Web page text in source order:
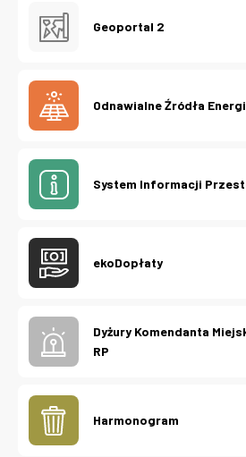
Geoportal 2
Odnawialne Źródła
System Informacji
ekoDopłaty
Dyżury Komendanta
RP
Harmonogram